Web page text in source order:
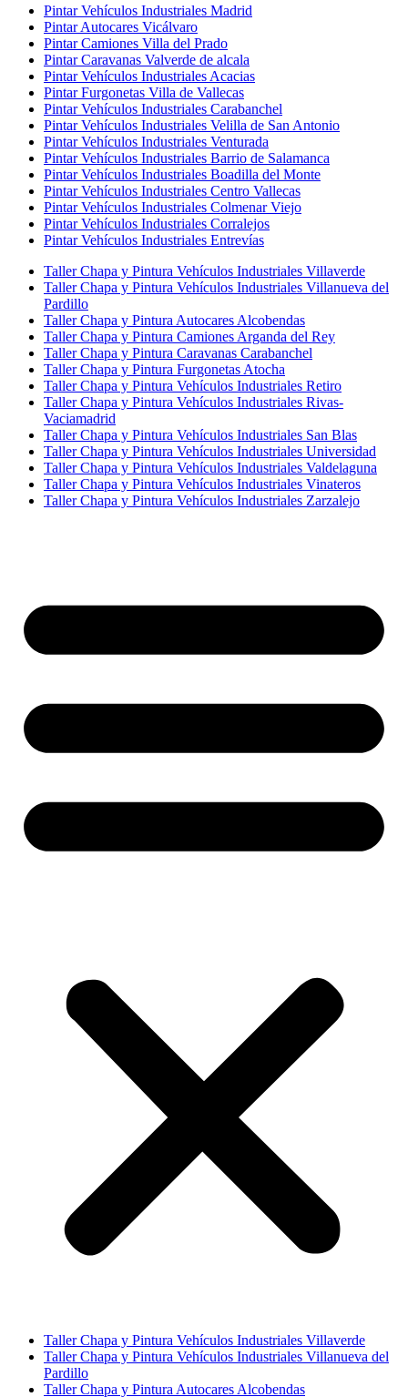
Pintar Vehículos Industriales Madrid
Pintar Autocares Vicálvaro
Pintar Camiones Villa del Prado
Pintar Caravanas Valverde de alcala
Pintar Vehículos Industriales Acacias
Pintar Furgonetas Villa de Vallecas
Pintar Vehículos Industriales Carabanchel
Pintar Vehículos Industriales Velilla de San Antonio
Pintar Vehículos Industriales Venturada
Pintar Vehículos Industriales Barrio de Salamanca
Pintar Vehículos Industriales Boadilla del Monte
Pintar Vehículos Industriales Centro Vallecas
Pintar Vehículos Industriales Colmenar Viejo
Pintar Vehículos Industriales Corralejos
Pintar Vehículos Industriales Entrevías
Taller Chapa y Pintura Vehículos Industriales Villaverde
Taller Chapa y Pintura Vehículos Industriales Villanueva del
Pardillo
Taller Chapa y Pintura Autocares Alcobendas
Taller Chapa y Pintura Camiones Arganda del Rey
Taller Chapa y Pintura Caravanas Carabanchel
Taller Chapa y Pintura Furgonetas Atocha
Taller Chapa y Pintura Vehículos Industriales Retiro
Taller Chapa y Pintura Vehículos Industriales Rivas-
Vaciamadrid
Taller Chapa y Pintura Vehículos Industriales San Blas
Taller Chapa y Pintura Vehículos Industriales Universidad
Taller Chapa y Pintura Vehículos Industriales Valdelaguna
Taller Chapa y Pintura Vehículos Industriales Vinateros
Taller Chapa y Pintura Vehículos Industriales Zarzalejo
Taller Chapa y Pintura Vehículos Industriales Villaverde
Taller Chapa y Pintura Vehículos Industriales Villanueva del
Pardillo
Taller Chapa y Pintura Autocares Alcobendas